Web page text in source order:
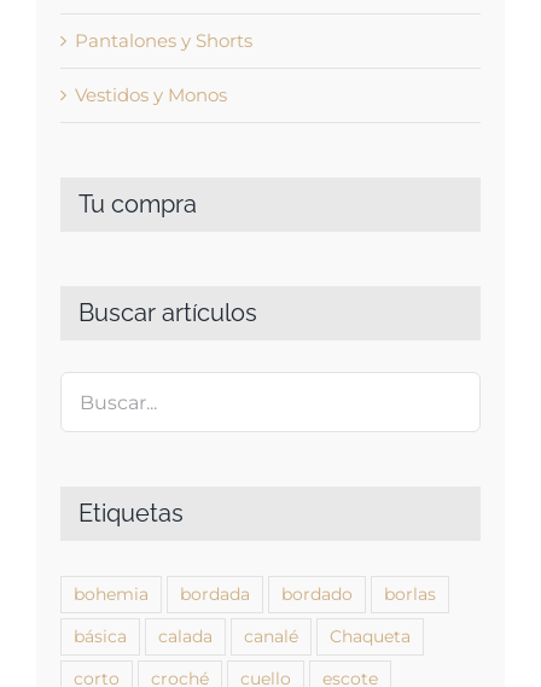
Pantalones y Shorts
Vestidos y Monos
Tu compra
Buscar artículos
Etiquetas
bohemia bordada bordado borlas
básica calada canalé Chaqueta
corto croché cuello escote